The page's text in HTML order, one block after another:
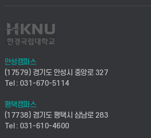
사회안전시스템공학부
컴퓨터응용수학부
ICT로봇기계공학부
전자전기공학부
사이버캠퍼스(전문학사 및 전공심화)
시설바로처리서비스
연구실안전관리시스템
산학연구관리시스템
산학협력단
취업지원센터
창업지원센터
현장실습지원센터
안성캠퍼스
(17579) 경기도 안성시 중앙로 327
Tel : 031-670-5114
평택캠퍼스
(17738) 경기도 평택시 삼남로 283
Tel : 031-610-4600